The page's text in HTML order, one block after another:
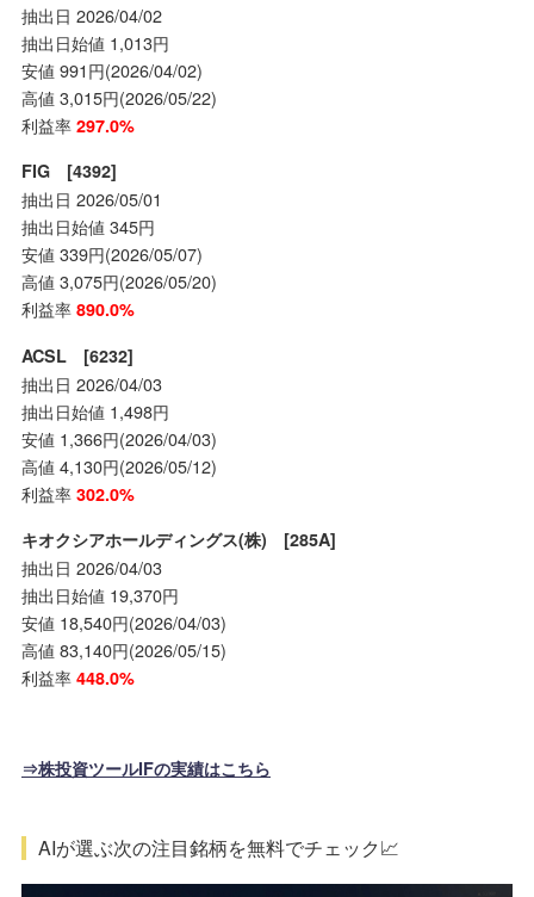
抽出日 2026/04/02
抽出日始値 1,013円
安値 991円(2026/04/02)
高値 3,015円(2026/05/22)
利益率 297.0%
FIG [4392]
抽出日 2026/05/01
抽出日始値 345円
安値 339円(2026/05/07)
高値 3,075円(2026/05/20)
利益率 890.0%
ACSL [6232]
抽出日 2026/04/03
抽出日始値 1,498円
安値 1,366円(2026/04/03)
高値 4,130円(2026/05/12)
利益率 302.0%
キオクシアホールディングス(株) [285A]
抽出日 2026/04/03
抽出日始値 19,370円
安値 18,540円(2026/04/03)
高値 83,140円(2026/05/15)
利益率 448.0%
⇒株投資ツールIFの実績はこちら
AIが選ぶ次の注目銘柄を無料でチェック📈